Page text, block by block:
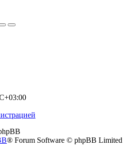
истрацией
® Forum Software © phpBB Limited